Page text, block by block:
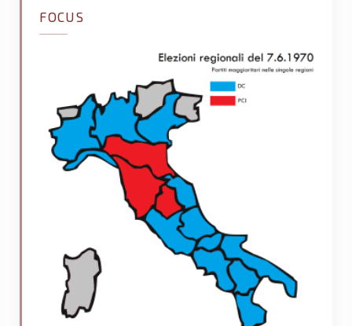
FOCUS